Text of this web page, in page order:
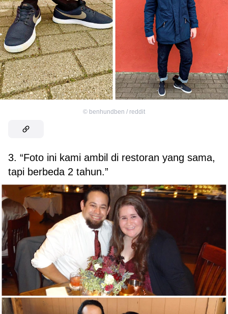
© benhundben / reddit
3. “Foto ini kami ambil di restoran yang sama,
tapi berbeda 2 tahun.”